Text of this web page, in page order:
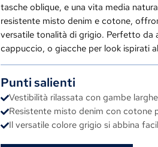
tasche oblique, e una vita media
resistente misto denim e cotone,
versatile tonalità di grigio. Perfetto da
cappuccio, o giacche per look ispirati
Punti salienti
Vestibilità rilassata con gambe
Resistente misto denim con cotone
Il versatile colore grigio si abbina